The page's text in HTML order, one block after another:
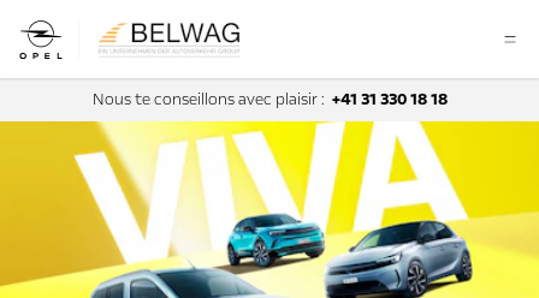
Nous te conseillons avec plaisir : +41 31 330 18 18